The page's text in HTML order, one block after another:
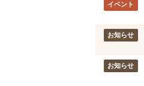
イベント
お知らせ
お知らせ